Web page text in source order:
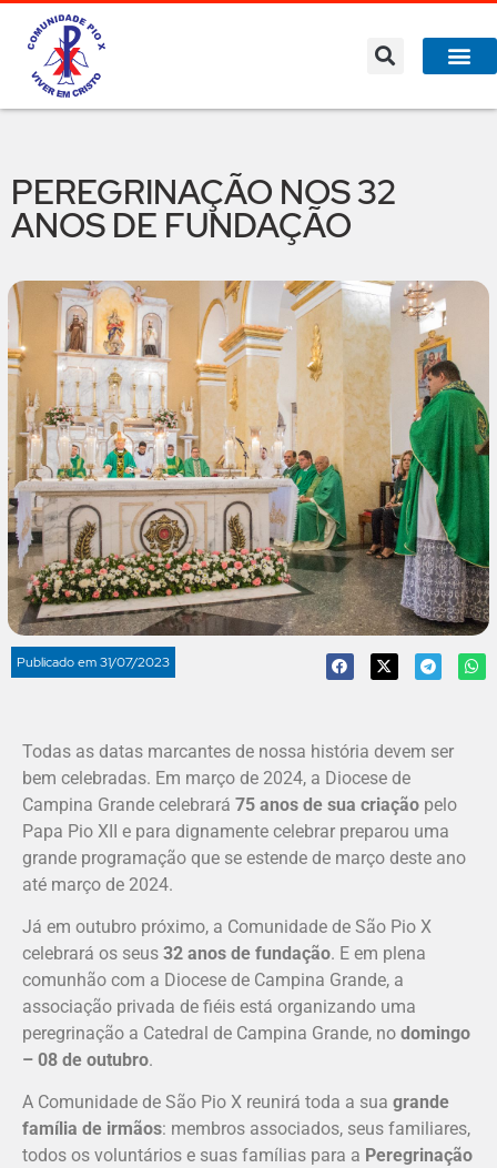
PEREGRINAÇÃO NOS 32
ANOS DE FUNDAÇÃO
Publicado em31/07/2023
Todas as datas marcantes de nossa história devem ser
bem celebradas. Em março de 2024, a Diocese de
Campina Grande celebrará 75 anos de sua criação pelo
Papa Pio XII e para dignamente celebrar preparou uma
grande programação que se estende de março deste ano
até março de 2024.
Já em outubro próximo, a Comunidade de São Pio X
celebrará os seus 32 anos de fundação. E em plena
comunhão com a Diocese de Campina Grande, a
associação privada de fiéis está organizando uma
peregrinação a Catedral de Campina Grande, no domingo
– 08 de outubro.
A Comunidade de São Pio X reunirá toda a sua grande
família de irmãos: membros associados, seus familiares,
todos os voluntários e suas famílias para a Peregrinação